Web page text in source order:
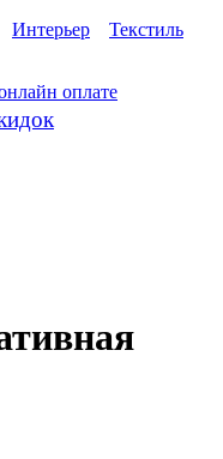
Интерьер
Текстиль